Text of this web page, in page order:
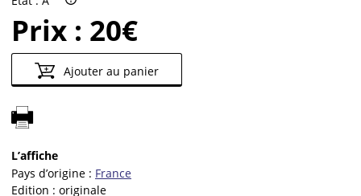
Prix : 20€
Ajouter au panier
L’affiche
Pays d’origine : France
Edition : originale